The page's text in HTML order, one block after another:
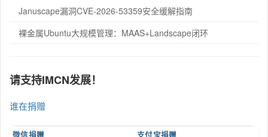
Januscape漏洞CVE-2026-53359安全缓解指南
裸金属Ubuntu大规模管理：MAAS+Landscape闭环
请支持IMCN发展！
谁在捐赠
微信捐赠 支付宝捐赠